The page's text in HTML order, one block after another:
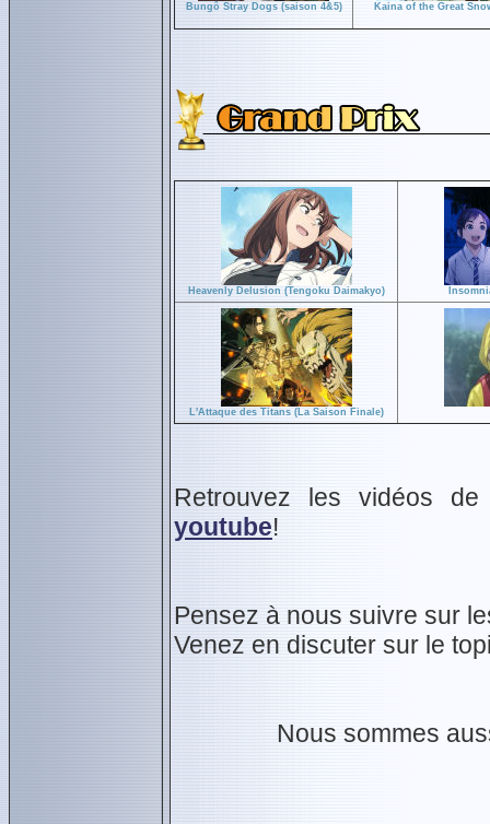
Bungô Stray Dogs (saison 4&5) Kaina of the Great
Heavenly Delusion (Tengoku Daimakyo)
L'Attaque des Titans (La Saison Finale)
Retrouvez les vidéos
youtube!
Pensez à nous suivre sur
Venez en discuter sur le
Nous sommes